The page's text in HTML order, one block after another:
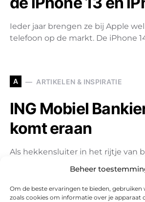
Beheer
Om de beste ervaringen te bieden, gebruiken
zoals cookies om informatie over je apparaat
Ieder jaar brengen ze bij Apple
telefoon op de markt. De iPhone
A ARTIKELEN & INSPIRATIE
ING Mobiel
komt eraan
Als hekkensluiter in het rijtje van
ING wel op een hele bijzondere